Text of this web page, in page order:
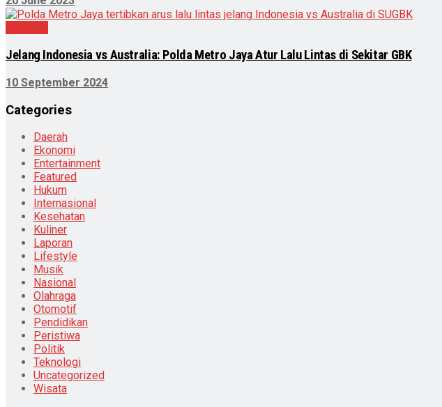
Jelang Indonesia vs Australia: Polda Metro Jaya Atur Lalu Lintas di Sekitar GBK
10 September 2024
Categories
Daerah
Ekonomi
Entertainment
Featured
Hukum
Internasional
Kesehatan
Kuliner
Laporan
Lifestyle
Musik
Nasional
Olahraga
Otomotif
Pendidikan
Peristiwa
Politik
Teknologi
Uncategorized
Wisata